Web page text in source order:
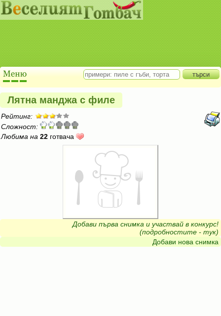
Лятна манджа с филе
Рейтинг:
Сложност:
Любима на 22 готвача
Добави първа снимка и участвай в конкурс!
(подробностите - тук)
Добави нова снимка